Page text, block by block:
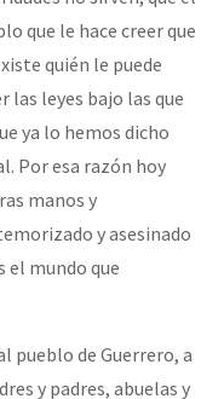
que le hace creer que
quién le puede
las leyes bajo las que
ya lo hemos dicho
Por esa razón hoy
manos y
y asesinado
mundo que
pueblo de Guerrero, a
y padres, abuelas y